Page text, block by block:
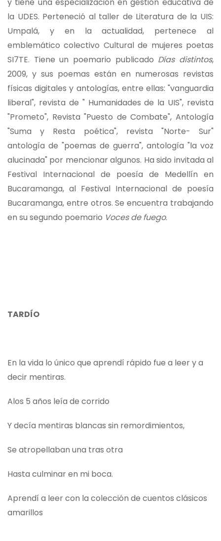
y tiene una especialización en gestión educativa de
la UDES. Perteneció al taller de Literatura de la UIS:
Umpalá, y en la actualidad, pertenece al
emblemático colectivo Cultural de mujeres poetas
SI7TE. Tiene un poemario publicado Días distintos,
2009, y sus poemas están en numerosas revistas
físicas digitales y antologías, entre ellas: "vanguardia
liberal", revista de " Humanidades de la UIS", revista
"Prometo", Revista "Puesto de Combate", Antología
"Suma y Resta poética", revista "Norte- Sur"
antología de "poemas de guerra", antología "la voz
alucinada" por mencionar algunos. Ha sido invitada al
Festival Internacional de poesía de Medellín en
Bucaramanga, al Festival Internacional de poesía
Bucaramanga, entre otros. Se encuentra trabajando
en su segundo poemario Voces de fuego.
TARDÍO
En la vida lo único que aprendí rápido fue a leer y a
decir mentiras.
Alos 5 años leía de corrido
Y decía mentiras blancas sin remordimientos,
Se atropellaban una tras otra
Hasta culminar en mi boca.
Aprendí a leer con la colección de cuentos clásicos
amarillos